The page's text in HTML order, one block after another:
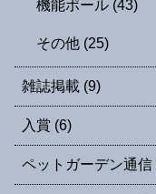
機能ポール (43)
その他 (25)
雑誌掲載 (9)
入賞 (6)
ペットガーデン通信